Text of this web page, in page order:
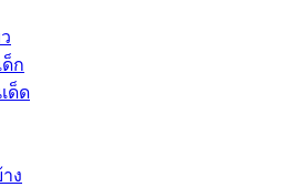
ก
ด็ด
ง